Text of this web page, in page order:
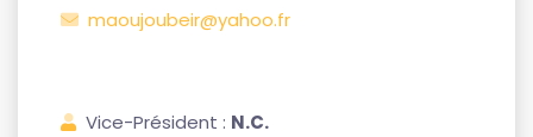
maoujoubeir@yahoo.fr
Vice-Président : N.C.